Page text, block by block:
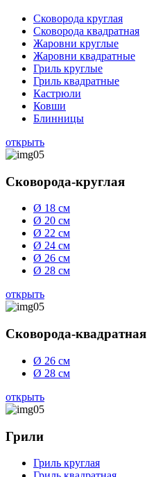
Сковорода круглая
Сковорода квадратная
Жаровни круглые
Жаровни квадратные
Гриль круглые
Гриль квадратные
Кастрюли
Ковши
Блинницы
открыть
Сковорода-круглая
Ø 18 см
Ø 20 см
Ø 22 см
Ø 24 см
Ø 26 см
Ø 28 см
открыть
Сковорода-квадратная
Ø 26 см
Ø 28 см
открыть
Грили
Гриль круглая